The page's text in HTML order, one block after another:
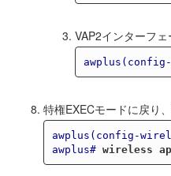
VAP2インターフ
特権EXECモードに戻り
awplus(config-
awplus# wireless